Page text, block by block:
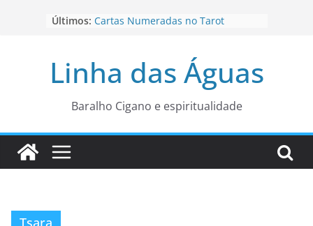
Últimos: Cartas Numeradas no Tarot
para está fase
Os Naipes no Tarot
Cartas da Corte no Tarot
Linha das Águas
Baralho Cigano e espiritualidade
Tsara